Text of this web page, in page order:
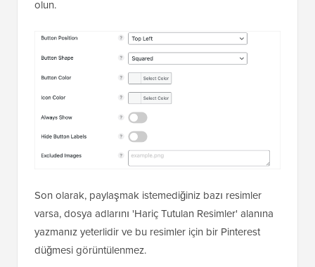
olun.
Son olarak, paylaşmak istemediğiniz bazı resimler
varsa, dosya adlarını 'Hariç Tutulan Resimler' alanına
yazmanız yeterlidir ve bu resimler için bir Pinterest
düğmesi görüntülenmez.